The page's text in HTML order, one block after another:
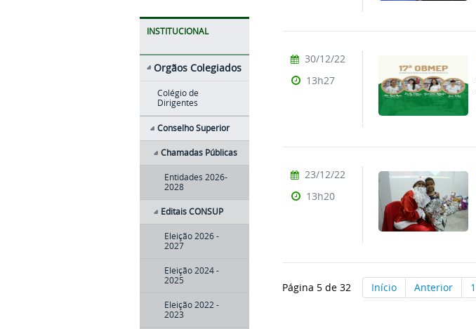
INSTITUCIONAL
Orgãos Colegiados
Colégio de
Dirigentes
Conselho Superior
Chamadas Públicas
Entidades 2026-
2028
Editais CONSUP
Eleição 2026 -
2027
Eleição 2024 -
2025
Eleição 2022 -
2023
30/12/22
13h27
23/12/22
13h20
Página 5 de 32 Início Anterior 1